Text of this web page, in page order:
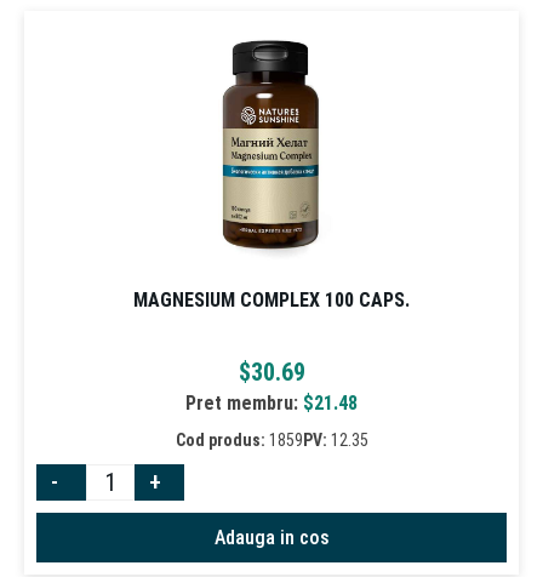
MAGNESIUM COMPLEX 100 CAPS.
$30.69
Pret membru: $21.48
Cod produs: 1859 PV: 12.35
- +
Adauga in cos